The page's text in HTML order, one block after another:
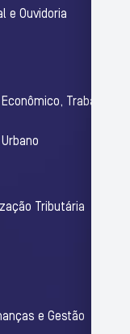
e Ouvidoria
Trabalho
Tributária
e Gestão